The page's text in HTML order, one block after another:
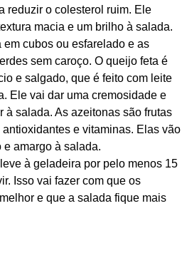
reduzir o colesterol ruim. Ele
macia e um brilho à salada.
cubos ou esfarelado e as
sem caroço. O queijo feta é
e salgado, que é feito com leite
Ele vai dar uma cremosidade e
à salada. As azeitonas são frutas
e vitaminas. Elas vão
amargo à salada.
à geladeira por pelo menos 15
Isso vai fazer com que os
e que a salada fique mais